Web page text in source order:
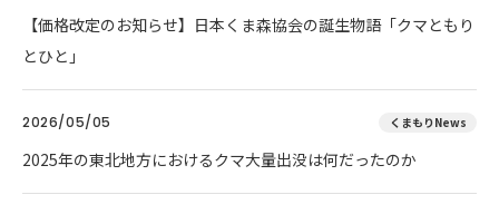
【価格改定のお知らせ】日本くま森協会の誕生物語「クマともり
とひと」
2026/05/05 くまもりNews
2025年の東北地方におけるクマ大量出没は何だったのか